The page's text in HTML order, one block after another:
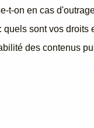
t-on en cas
quels sont vos droits
des contenus